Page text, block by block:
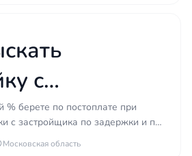
с
за
и
% берете по постоплате при
с застройщика по задержки и по
Московская область